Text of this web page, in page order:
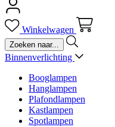
Winkelwagen
Binnenverlichting
Booglampen
Hanglampen
Plafondlampen
Kastlampen
Spotlampen